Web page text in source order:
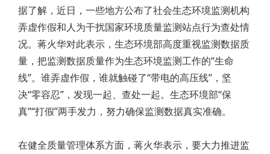
据了解，近日，一些地方公布了社会生态环境监测机构
弄虚作假和人为干扰国家环境质量监测站点行为查处情
况。蒋火华对此表示，生态环境部高度重视监测数据质
量，把监测数据质量作为生态环境监测工作的“生命
线”。谁弄虚作假，谁就触碰了“带电的高压线”，坚
决“零容忍”，发现一起、查处一起。生态环境部“保
真”“打假”两手发力，努力确保监测数据真实准确。
在健全质量管理体系方面，蒋火华表示，要大力推进监